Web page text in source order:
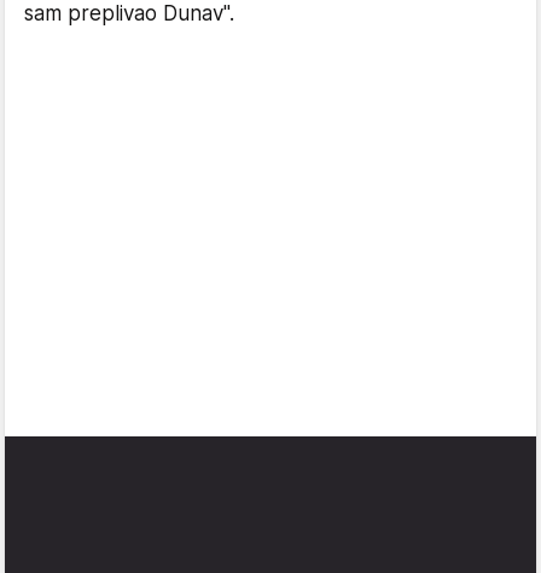
sam preplivao Dunav".